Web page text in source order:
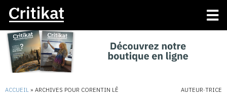
ACCUEIL » ARCHIVES POUR CORENTIN LÊ AUTEUR·TRICE